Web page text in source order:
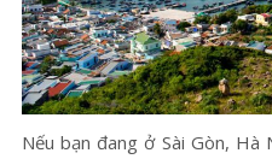
Nếu bạn đang ở Sài Gòn,